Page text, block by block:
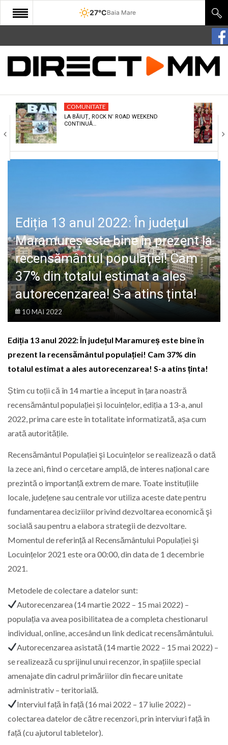
27°CBaia Mare
START
COMUNITATE
CULTURA
ECONOMIE
SANATATE
LIFE
COMUNITATE
LA BĂIUȚ, ROCK N’ ROAD WEEKEND
CONTINUĂ…
Ediția 13 anul 2022: În județul
Maramureș este bine în prezent la
recensământul populației! Cam
37% din totalul estimat a ales
autorecenzarea! S-a atins ținta!
10 MAI 2022
Ediția 13 anul 2022: În județul Maramureș este bine în
prezent la recensământul populației! Cam 37% din
totalul estimat a ales autorecenzarea! S-a atins ținta!
Știm cu toții că în 14 martie a început în țara noastră
recensământul populației și locuințelor, ediția a 13-a, anul
2022, prima care este în totalitate informatizată, așa cum
arată autoritățile.
Recensământul Populației şi Locuințelor se realizează o dată
la zece ani, fiind o cercetare amplă, de interes național care
prezintă o importanță extrem de mare. Toate instituțiile
locale, județene sau centrale vor utiliza aceste date pentru
fundamentarea deciziilor privind dezvoltarea economică şi
socială sau pentru a elabora strategii de dezvoltare.
Momentul de referință al Recensământului Populației şi
Locuințelor 2021 este ora 00:00, din data de 1 decembrie
2021.
Metodele de colectare a datelor sunt:
Autorecenzarea (14 martie 2022 – 15 mai 2022) –
populația va avea posibilitatea de a completa chestionarul
individual, online, accesând un link dedicat recensământului.
Autorecenzarea asistată (14 martie 2022 – 15 mai 2022) –
se realizează cu sprijinul unui recenzor, în spațiile special
amenajate din cadrul primăriilor din fiecare unitate
administrativ – teritorială.
Interviul față în față (16 mai 2022 – 17 iulie 2022) –
colectarea datelor de către recenzori, prin interviuri față în
față (cu ajutorul tabletelor).